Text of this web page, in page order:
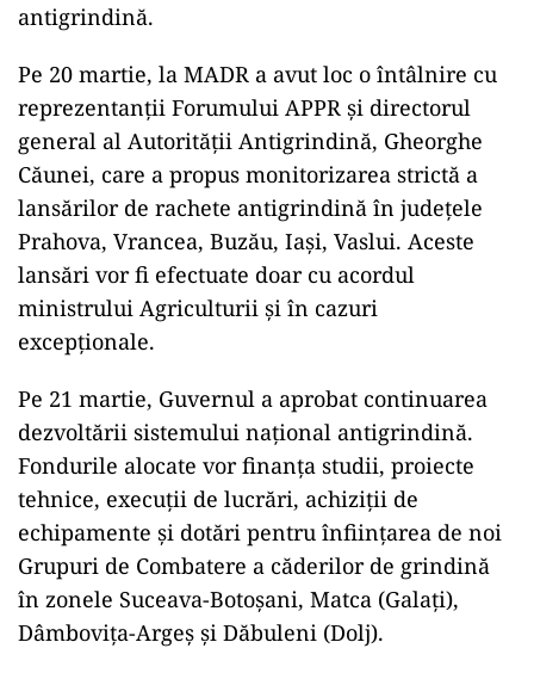
antigrindină.
Pe 20 martie, la MADR a avut loc o întâlnire cu
reprezentanții Forumului APPR și directorul
general al Autorității Antigrindină, Gheorghe
Căunei, care a propus monitorizarea strictă a
lansărilor de rachete antigrindină în județele
Prahova, Vrancea, Buzău, Iași, Vaslui. Aceste
lansări vor fi efectuate doar cu acordul
ministrului Agriculturii și în cazuri
excepționale.
Pe 21 martie, Guvernul a aprobat continuarea
dezvoltării sistemului național antigrindină.
Fondurile alocate vor finanța studii, proiecte
tehnice, execuții de lucrări, achiziții de
echipamente și dotări pentru înființarea de noi
Grupuri de Combatere a căderilor de grindină
în zonele Suceava-Botoșani, Matca (Galați),
Dâmbovița-Argeș și Dăbuleni (Dolj).